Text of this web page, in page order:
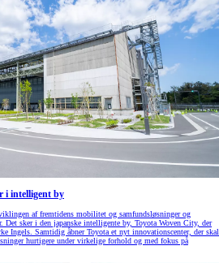
i intelligent by
af fremtidens mobilitet og samfundsløsninger og
Det sker i den japanske intelligente by, Toyota Woven City, der
Ingels. Samtidig åbner Toyota et nyt innovationscenter, der skal
hurtigere under virkelige forhold og med fokus på